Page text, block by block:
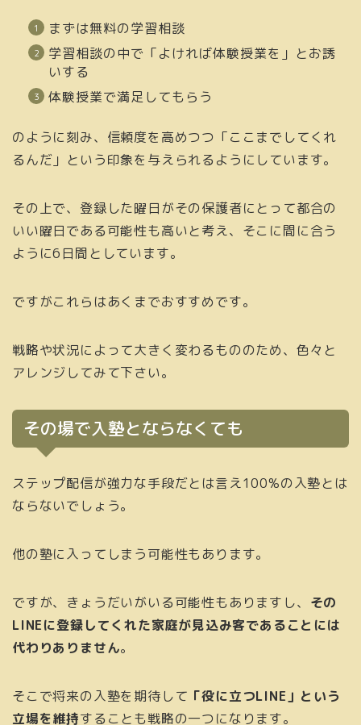
まずは無料の学習相談
学習相談の中で「よければ体験授業を」とお誘
いする
体験授業で満足してもらう
のように刻み、信頼度を高めつつ「ここまでしてくれ
るんだ」という印象を与えられるようにしています。
その上で、登録した曜日がその保護者にとって都合の
いい曜日である可能性も高いと考え、そこに間に合う
ように6日間としています。
ですがこれらはあくまでおすすめです。
戦略や状況によって大きく変わるもののため、色々と
アレンジしてみて下さい。
その場で入塾とならなくても
ステップ配信が強力な手段だとは言え100%の入塾とは
ならないでしょう。
他の塾に入ってしまう可能性もあります。
ですが、きょうだいがいる可能性もありますし、 その
LINEに登録してくれた家庭が見込み客であることには
代わりありません。
そこで将来の入塾を期待して 「役に立つLINE」という
立場を維持することも戦略の一つになります。